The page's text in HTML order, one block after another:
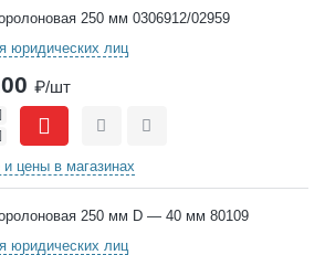
250 мм 0306912/02959
юридических лиц
₽/шт
СравнитьОтложить
и цены в магазинах
250 мм D — 40 мм 80109
юридических лиц